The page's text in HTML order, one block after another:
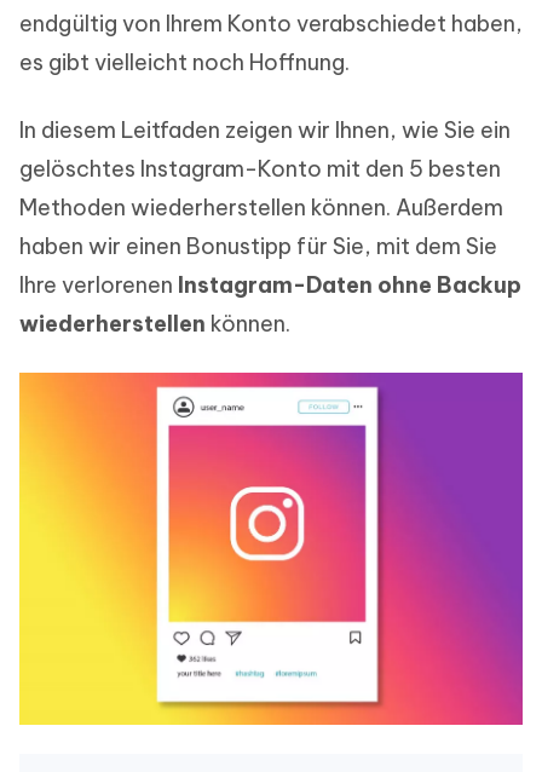
endgültig von Ihrem Konto verabschiedet haben,
es gibt vielleicht noch Hoffnung.
In diesem Leitfaden zeigen wir Ihnen, wie Sie ein
gelöschtes Instagram-Konto mit den 5 besten
Methoden wiederherstellen können. Außerdem
haben wir einen Bonustipp für Sie, mit dem Sie
Ihre verlorenen Instagram-Daten ohne Backup
wiederherstellen können.